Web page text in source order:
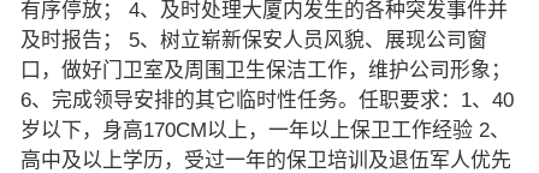
有序停放； 4、及时处理大厦内发生的各种突发事件并
及时报告； 5、树立崭新保安人员风貌、展现公司窗
口，做好门卫室及周围卫生保洁工作，维护公司形象；
6、完成领导安排的其它临时性任务。任职要求：1、40
岁以下，身高170CM以上，一年以上保卫工作经验 2、
高中及以上学历，受过一年的保卫培训及退伍军人优先